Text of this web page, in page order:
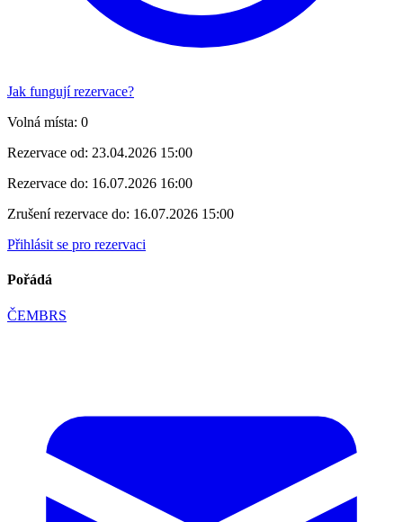
Jak fungují rezervace?
Volná místa: 0
Rezervace od: 23.04.2026 15:00
Rezervace do: 16.07.2026 16:00
Zrušení rezervace do: 16.07.2026 15:00
Přihlásit se pro rezervaci
Pořádá
ČEMBRS